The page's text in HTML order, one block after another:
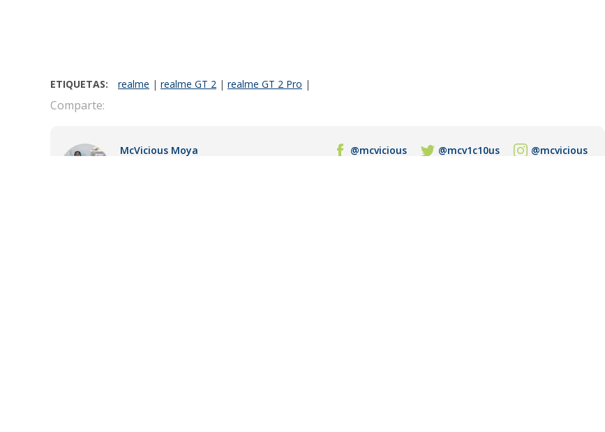
ETIQUETAS: realme | realme GT 2 | realme GT 2 Pro |
Comparte:
McVicious Moya @mcvicious @mcv1c10us
@mcvicious